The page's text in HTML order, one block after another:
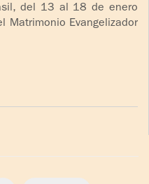
del 13 al 18 de enero
Evangelizador